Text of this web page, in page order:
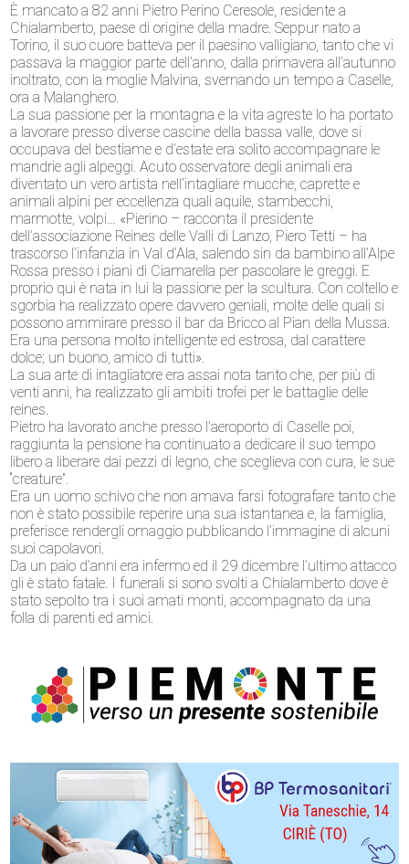
È mancato a 82 anni Pietro Perino Ceresole, residente a
Chialamberto, paese di origine della madre. Seppur nato a
Torino, il suo cuore batteva per il paesino valligiano, tanto che vi
passava la maggior parte dell’anno, dalla primavera all’autunno
inoltrato, con la moglie Malvina, svernando un tempo a Caselle,
ora a Malanghero.
La sua passione per la montagna e la vita agreste lo ha portato
a lavorare presso diverse cascine della bassa valle, dove si
occupava del bestiame e d’estate era solito accompagnare le
mandrie agli alpeggi. Acuto osservatore degli animali era
diventato un vero artista nell’intagliare mucche, caprette e
animali alpini per eccellenza quali aquile, stambecchi,
marmotte, volpi… «Pierino – racconta il presidente
dell’associazione Reines delle Valli di Lanzo, Piero Tetti – ha
trascorso l’infanzia in Val d’Ala, salendo sin da bambino all’Alpe
Rossa presso i piani di Ciamarella per pascolare le greggi. E
proprio qui è nata in lui la passione per la scultura. Con coltello e
sgorbia ha realizzato opere davvero geniali, molte delle quali si
possono ammirare presso il bar da Bricco al Pian della Mussa.
Era una persona molto intelligente ed estrosa, dal carattere
dolce; un buono, amico di tutti».
La sua arte di intagliatore era assai nota tanto che, per più di
venti anni, ha realizzato gli ambiti trofei per le battaglie delle
reines.
Pietro ha lavorato anche presso l’aeroporto di Caselle poi,
raggiunta la pensione ha continuato a dedicare il suo tempo
libero a liberare dai pezzi di legno, che sceglieva con cura, le sue
“creature”.
Era un uomo schivo che non amava farsi fotografare tanto che
non è stato possibile reperire una sua istantanea e, la famiglia,
preferisce rendergli omaggio pubblicando l’immagine di alcuni
suoi capolavori.
Da un paio d’anni era infermo ed il 29 dicembre l’ultimo attacco
gli è stato fatale. I funerali si sono svolti a Chialamberto dove è
stato sepolto tra i suoi amati monti, accompagnato da una
folla di parenti ed amici.